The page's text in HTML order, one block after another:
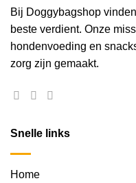
productpagina
Bij Doggybagshop
beste verdient. Onze
hondenvoeding en
zorg zijn gemaakt.
Snelle links
Home